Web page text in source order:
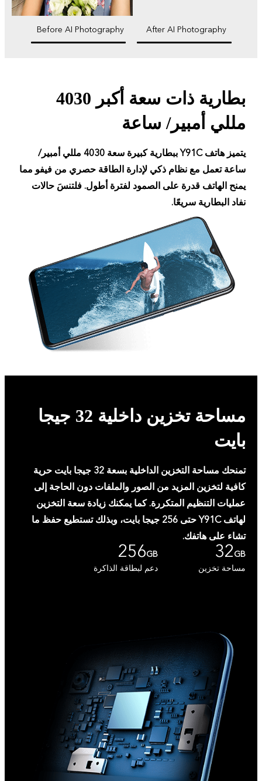
Before AI Photography After AI Photography
بطارية ذات سعة أكبر 4030
مللي أمبير/ ساعة
يتميز هاتف Y91C ببطارية كبيرة سعة 4030 مللي أمبير/
ساعة تعمل مع نظام ذكي لإدارة الطاقة حصري من فيفو مما
يمنح الهاتف قدرة على الصمود لفترة أطول. فلتنسَ حالات
نفاد البطارية سريعًا.
مساحة تخزين داخلية 32 جيجا
بايت
تمنحك مساحة التخزين الداخلية بسعة 32 جيجا بايت حرية
كافية لتخزين المزيد من الصور والملفات دون الحاجة إلى
عمليات التنظيم المتكررة. كما يمكنك زيادة سعة التخزين
لهاتف Y91C حتى 256 جيجا بايت، وبذلك تستطيع حفظ ما
تشاء على هاتفك.
32GB
مساحة تخزين
256GB
دعم لبطاقة الذاكرة